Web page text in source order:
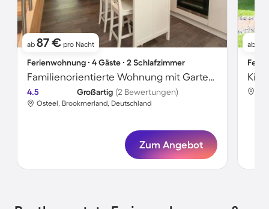
ab 87 € pro Nacht
Ferienwohnung ∙ 4 Gäste ∙ 2 Schlafzimmer
Familienorientierte Wohnung mit Garten und Terrasse | Haustierfreundlich
4.5 Großartig (2 Bewertungen)
Osteel, Brookmerland, Deutschland
Zum Angebot
ab